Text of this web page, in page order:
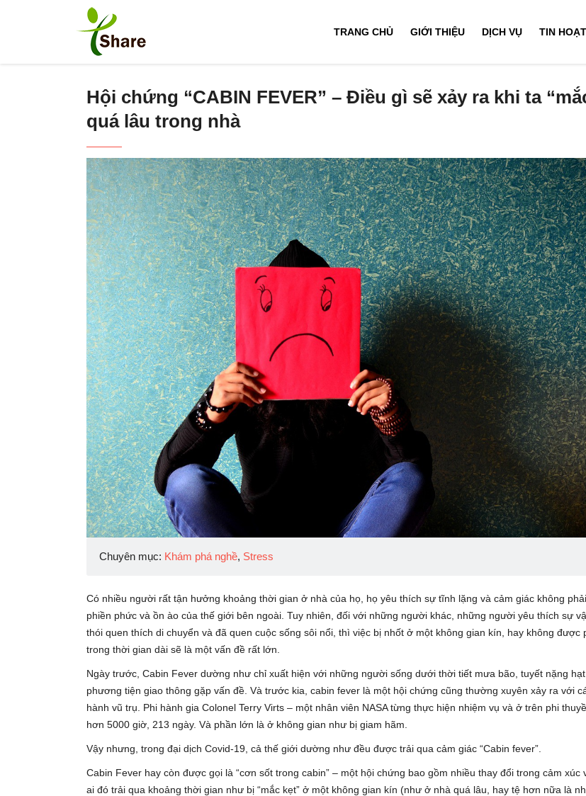
TRANG CHỦ GIỚI THIỆU DỊCH VỤ TIN
Hội chứng “CABIN FEVER” – Điều gì sẽ xảy ra khi ta
quá lâu trong nhà
Chuyên mục: Khám phá nghề, Stress
Có nhiều người rất tận hưởng khoảng thời gian ở nhà của họ, họ yêu thích sự tĩnh lặng và cảm giác không
phiền phức và ồn ào của thế giới bên ngoài. Tuy nhiên, đối với những người khác, những người yêu thích sự
thói quen thích di chuyển và đã quen cuộc sống sôi nổi, thì việc bị nhốt ở một không gian kín, hay không được
trong thời gian dài sẽ là một vấn đề rất lớn.
Ngày trước, Cabin Fever dường như chỉ xuất hiện với những người sống dưới thời tiết mưa bão, tuyết nặng
phương tiện giao thông gặp vấn đề. Và trước kia, cabin fever là một hội chứng cũng thường xuyên xảy ra với
hành vũ trụ. Phi hành gia Colonel Terry Virts – một nhân viên NASA từng thực hiện nhiệm vụ và ở trên phi
hơn 5000 giờ, 213 ngày. Và phần lớn là ở không gian như bị giam hãm.
Vậy nhưng, trong đại dịch Covid-19, cả thế giới dường như đều được trải qua cảm giác “Cabin fever”.
Cabin Fever hay còn được gọi là “cơn sốt trong cabin” – một hội chứng bao gồm nhiều thay đổi trong cảm xúc
ai đó trải qua khoảng thời gian như bị “mắc kẹt” ở một không gian kín (như ở nhà quá lâu, hay tệ hơn nữa là